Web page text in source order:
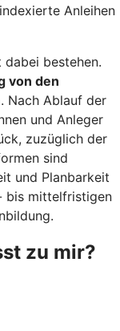
Anleihen
bestehen.
von den
. Nach Ablauf der
und Anleger
zuzüglich der
sind
und Planbarkeit
bis mittelfristigen
zu mir?